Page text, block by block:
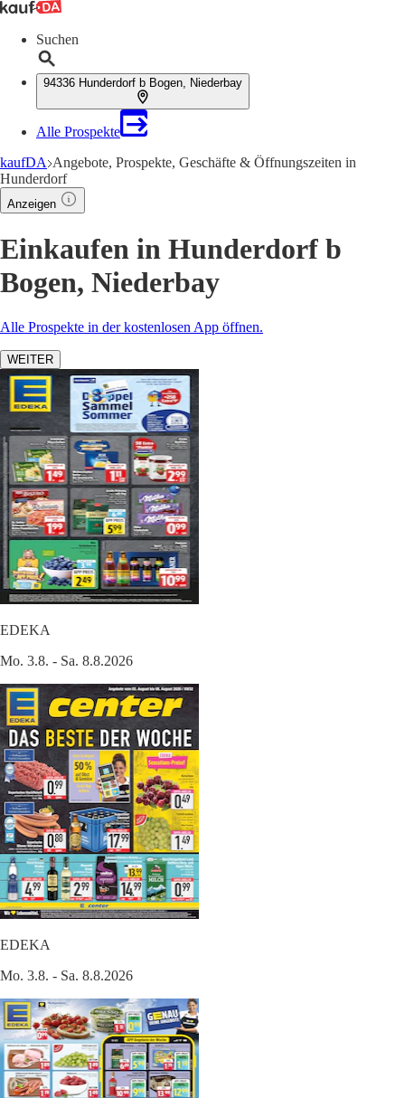
Suchen
94336 Hunderdorf b Bogen, Niederbay
Alle Prospekte
kaufDA Angebote, Prospekte, Geschäfte & Öffnungszeiten in
Hunderdorf
Anzeigen
Einkaufen in Hunderdorf b
Bogen, Niederbay
Alle Prospekte in der kostenlosen App öffnen.
WEITER
EDEKA
Mo. 3.8. - Sa. 8.8.2026
EDEKA
Mo. 3.8. - Sa. 8.8.2026